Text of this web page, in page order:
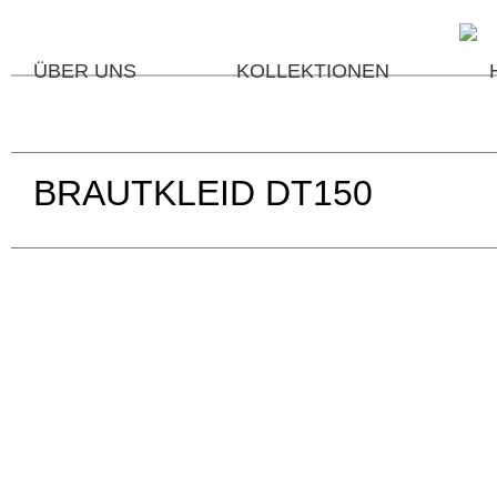
ÜBER UNS KOLLEKTIONEN
BRAUTKLEID DT150